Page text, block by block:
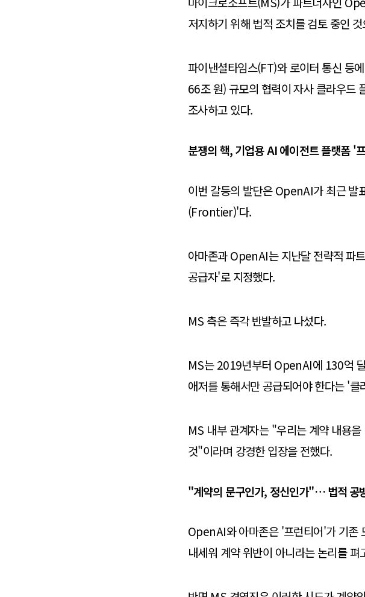
저지하기 위해 법적 조치를 검토 중인
파이낸셜타임스(FT)와 로이터 통신 등
66조 원) 규모의 협력이 자사 클라우드
조사하고 있다.
분쟁의 핵, 기업용 AI 에이전트 플랫폼 '
이번 갈등의 발단은 OpenAI가 최근 발
(Frontier)'다.
아마존과 OpenAI는 지난달 전략적 파
공급자'로 지정했다.
MS 측은 즉각 반발하고 나섰다.
MS는 2019년부터 OpenAI에 130억
애저를 통해서만 공급되어야 한다는 '
MS 내부 관계자는 "우리는 계약 내용
것"이라며 강경한 입장을 전했다.
"계약의 문구인가, 정신인가"… 법적 공
OpenAI와 아마존은 '프런티어'가 기존
내세워 계약 위반이 아니라는 논리를 펴